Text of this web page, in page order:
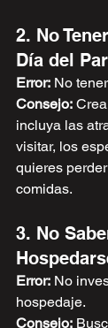
2. No
Día del
Error: No
Consejo:
incluya las
visitar, los
quieres
comidas.
3. No
Error: No
hospedaje.
Consejo: